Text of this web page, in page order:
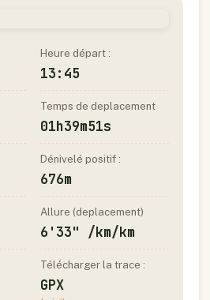
Heure départ :
13:45
Temps de deplacement
01h39m51s
Dénivelé positif :
676m
Allure (deplacement)
6'33" /km/km
Télécharger la trace :
GPX